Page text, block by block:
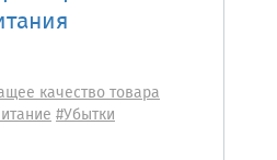
качество товара
#Убытки